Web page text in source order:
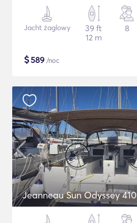
Jacht żaglowy
39 ft
12 m
8
$589 /noc
Jeanneau Sun Odyssey 410